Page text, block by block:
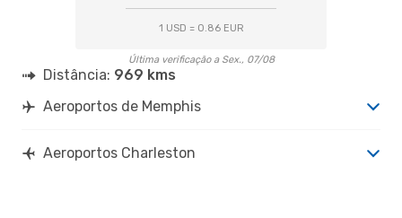
1 USD = 0.86 EUR
Última verificação a Sex., 07/08
Distância: 969 kms
Aeroportos de Memphis
Aeroportos Charleston